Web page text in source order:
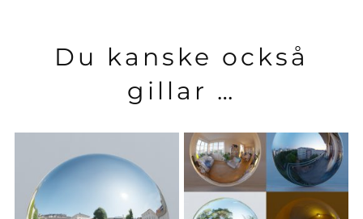
Du kanske också
gillar …